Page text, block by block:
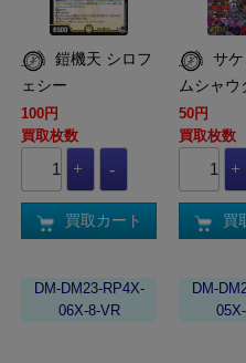
ェシー
100円
買取枚数
買取カート
サケビ・ポエ
ムシャウ
50円
買取枚数
買
DM-DM23-RP4X-
06X-8-VR
DM-